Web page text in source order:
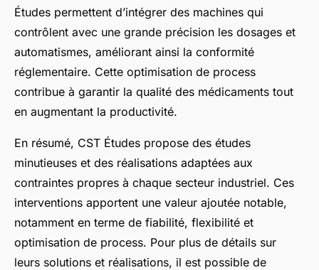
Études permettent d’intégrer des machines qui
contrôlent avec une grande précision les dosages et
automatismes, améliorant ainsi la conformité
réglementaire. Cette optimisation de process
contribue à garantir la qualité des médicaments tout
en augmentant la productivité.
En résumé, CST Études propose des études
minutieuses et des réalisations adaptées aux
contraintes propres à chaque secteur industriel. Ces
interventions apportent une valeur ajoutée notable,
notamment en terme de fiabilité, flexibilité et
optimisation de process. Pour plus de détails sur
leurs solutions et réalisations, il est possible de